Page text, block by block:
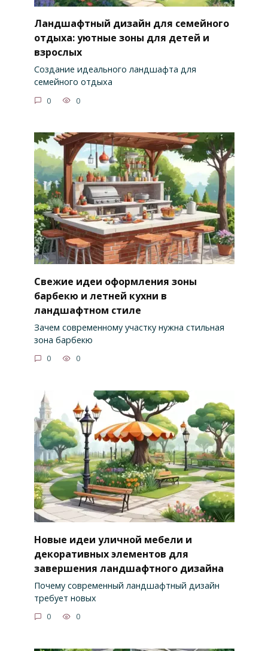
Ландшафтный дизайн для семейного
отдыха: уютные зоны для детей и
взрослых
Создание идеального ландшафта для
семейного отдыха
0 0
Свежие идеи оформления зоны
барбекю и летней кухни в
ландшафтном стиле
Зачем современному участку нужна стильная
зона барбекю
0 0
Новые идеи уличной мебели и
декоративных элементов для
завершения ландшафтного дизайна
Почему современный ландшафтный дизайн
требует новых
0 0